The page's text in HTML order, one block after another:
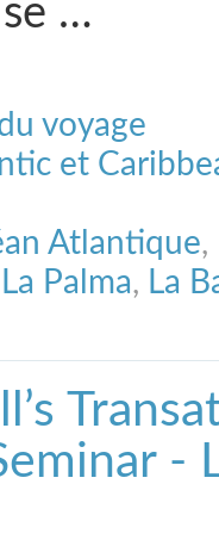
…
voyage
et
Atlantique,
La Palma, La
-